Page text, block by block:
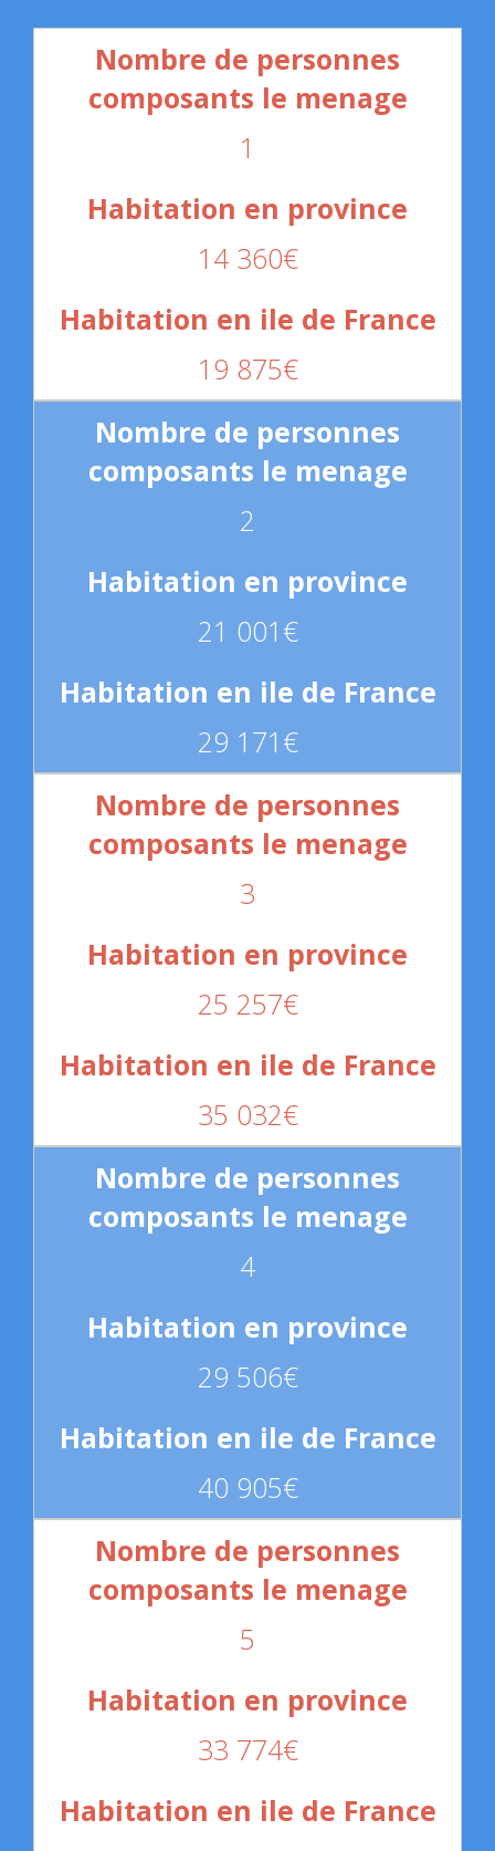
1
14 360€
19 875€
2
21 001€
29 171€
3
25 257€
35 032€
4
29 506€
40 905€
5
33 774€